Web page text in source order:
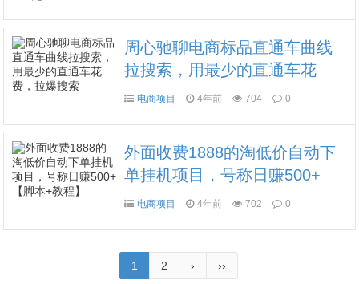
周心驰聊电商标品直通车曲线
拉搜索，用最少的直通车花
费，拉爆搜索
电商项目 4年前 704 0
外面收费1888的淘低价自动下
单挂机项目，号称日赚500+
【脚本+教程】
电商项目 4年前 702 0
1 2 › ››